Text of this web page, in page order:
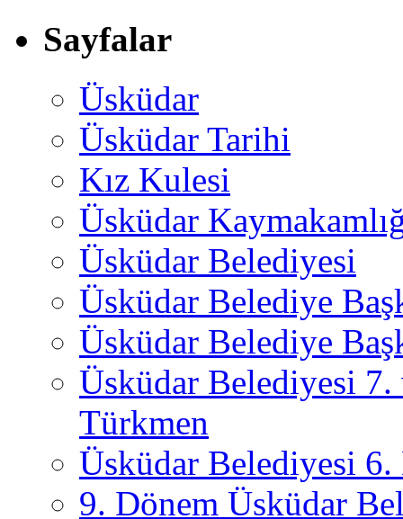
Sayfalar
Üsküdar
Üsküdar Tarihi
Kız Kulesi
Üsküdar
Üsküdar Belediyesi
Üsküdar Belediye
Üsküdar Belediye
Üsküdar Belediyesi
Türkmen
Üsküdar Belediyesi 6.
9. Dönem Üsküdar